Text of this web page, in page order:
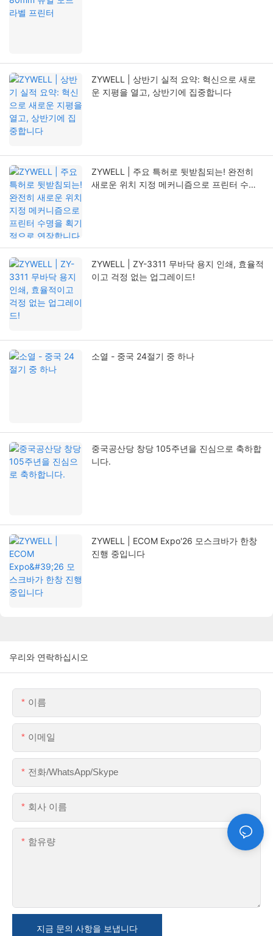
ZYWELL | 상반기 실적 요약: 혁신으로 새로
운 지평을 열고, 상반기에 집중합니다
ZYWELL | 주요 특허로 뒷받침되는! 완전히
새로운 위치 지정 메커니즘으로 프린터 수명
ZYWELL | ZY-3311 무바닥 용지 인쇄, 효율적
이고 걱정 없는 업그레이드!
소열 - 중국 24절기 중 하나
중국공산당 창당 105주년을 진심으로 축하합
니다.
ZYWELL | ECOM Expo'26 모스크바가 한창
진행 중입니다
우리와 연락하십시오
이름
이메일
전화/WhatsApp/Skype
회사 이름
함유량
지금 문의 사항을 보냅니다